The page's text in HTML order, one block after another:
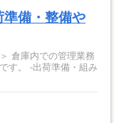
備・整備や
・組み